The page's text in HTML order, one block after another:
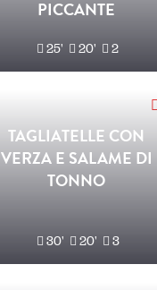
PICCANTE
25' 20' 2
TAGLIATELLE CON
VERZA E SALAME DI
TONNO
30' 20' 3